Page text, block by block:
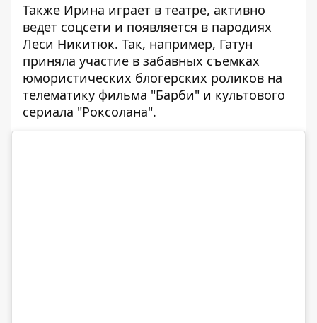
Также Ирина играет в театре, активно
ведет соцсети и появляется в пародиях
Леси Никитюк. Так, например, Гатун
приняла участие в забавных съемках
юмористических блогерских роликов на
телематику фильма "Барби" и культового
сериала "Роксолана".